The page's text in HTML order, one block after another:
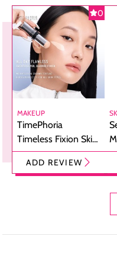
0
MAKEUP
TimePhoria
Timeless Fixion Skin
Tint Stick,
Foundation dan
ADD REVIEW